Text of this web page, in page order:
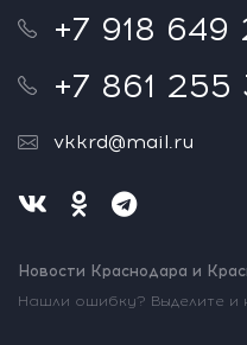
+7 918
+7 861 255
vkkrd@mail.ru
Новости Краснодара и
Нашли ошибку? Выделите и